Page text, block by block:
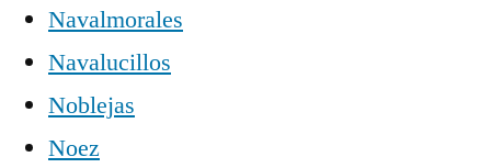
Navalmorales
Navalucillos
Noblejas
Noez